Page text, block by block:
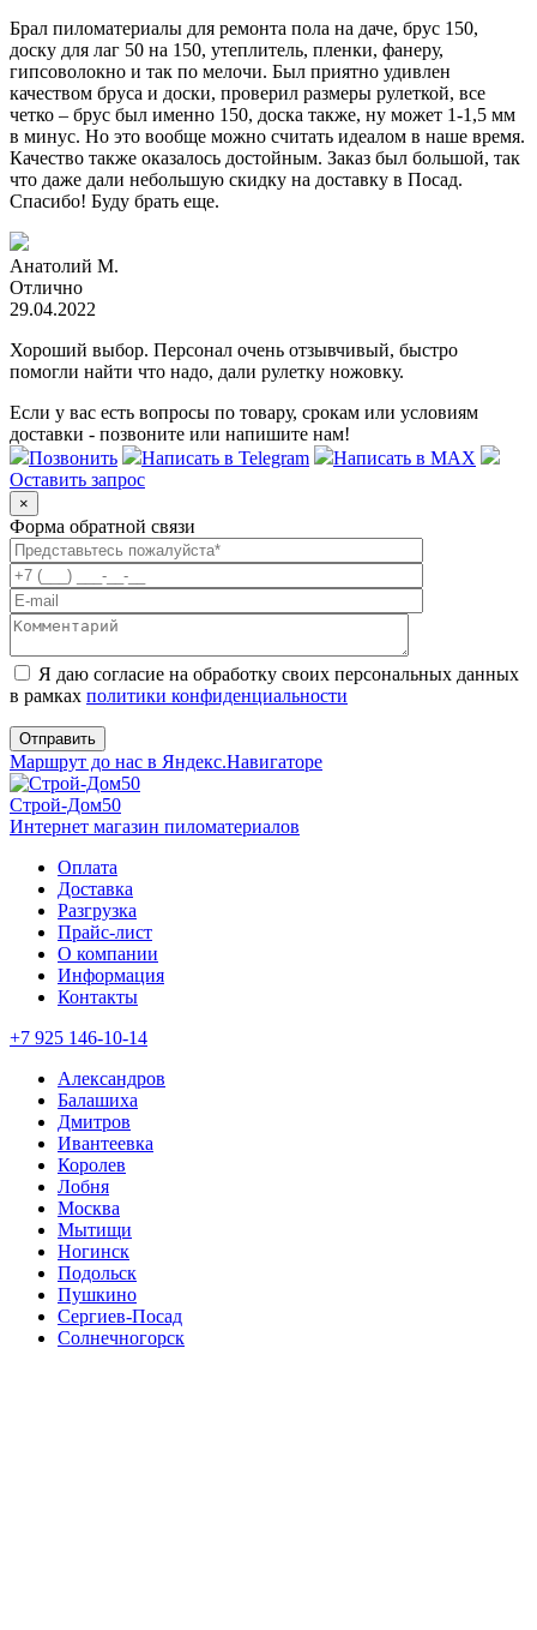
Брал пиломатериалы для ремонта пола на даче, брус 150,
доску для лаг 50 на 150, утеплитель, пленки, фанеру,
гипсоволокно и так по мелочи. Был приятно удивлен
качеством бруса и доски, проверил размеры рулеткой, все
четко – брус был именно 150, доска также, ну может 1-1,5 мм
в минус. Но это вообще можно считать идеалом в наше время.
Качество также оказалось достойным. Заказ был большой, так
что даже дали небольшую скидку на доставку в Посад.
Спасибо! Буду брать еще.
Анатолий М.
Отлично
29.04.2022
Хороший выбор. Персонал очень отзывчивый, быстро
помогли найти что надо, дали рулетку ножовку.
Если у вас есть вопросы по товару, срокам или условиям
доставки - позвоните или напишите нам!
Позвонить
Написать в Telegram
Написать в MAX
Оставить запрос
×
Форма обратной связи
Я даю согласие на обработку своих персональных данных
в рамках политики конфиденциальности
Маршрут до нас в Яндекс.Навигаторе
Строй-Дом50
Интернет магазин пиломатериалов
Оплата
Доставка
Разгрузка
Прайс-лист
О компании
Информация
Контакты
+7 925 146-10-14
Александров
Балашиха
Дмитров
Ивантеевка
Королев
Лобня
Москва
Мытищи
Ногинск
Подольск
Пушкино
Сергиев-Посад
Солнечногорск